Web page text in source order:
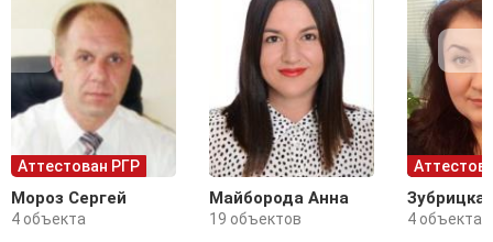
Аттестован РГР
Мороз Сергей
4 объекта
Майборода Анна
19 объектов 4 объекта